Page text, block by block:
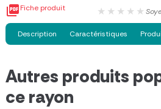
Fiche produit ★★★★★
Description Caractéristiques
Autres produits
ce rayon